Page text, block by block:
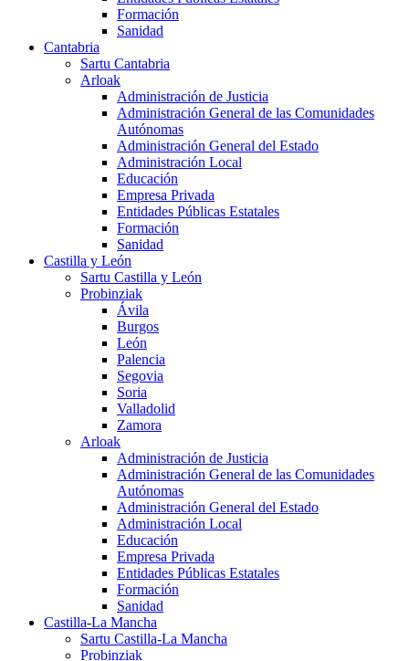
Formación
Sanidad
Cantabria
Sartu Cantabria
Arloak
Administración de Justicia
Administración General de las Comunidades
Autónomas
Administración General del Estado
Administración Local
Educación
Empresa Privada
Entidades Públicas Estatales
Formación
Sanidad
Castilla y León
Sartu Castilla y León
Probinziak
Ávila
Burgos
León
Palencia
Segovia
Soria
Valladolid
Zamora
Arloak
Administración de Justicia
Administración General de las Comunidades
Autónomas
Administración General del Estado
Administración Local
Educación
Empresa Privada
Entidades Públicas Estatales
Formación
Sanidad
Castilla-La Mancha
Sartu Castilla-La Mancha
Probinziak